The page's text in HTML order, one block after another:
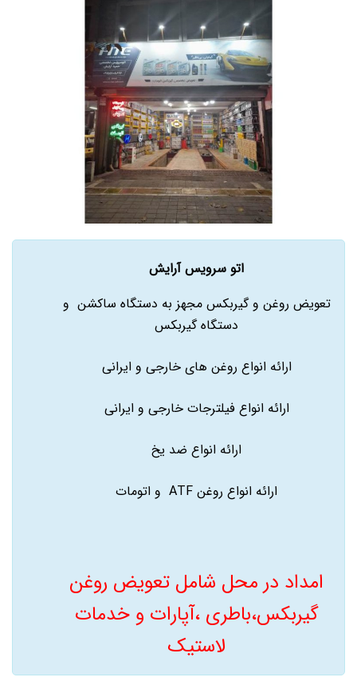
اتو سرویس آرایش
تعویض روغن و گیربکس مجهز به دستگاه ساکشن و
دستگاه گیربکس
ارائه انواع روغن های خارجی و ایرانی
ارائه انواع فیلترجات خارجی و ایرانی
ارائه انواع ضد یخ
ارائه انواع روغن ATF و اتومات
امداد در محل شامل تعویض روغن
گیربکس،باطری ،آپارات و خدمات
لاستیک